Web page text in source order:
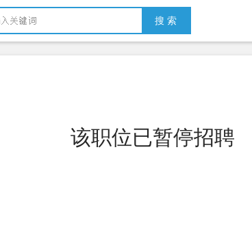
搜 索
该职位已暂停招聘